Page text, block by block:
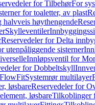
for TilbehørFor
for toaletter, av plast
halvveis høythengende
Skylleventiler
Reservedeler for Delta
utenpåliggende sisterner
Innløpsventil for
for Dobbeltskyll
Systemrør multilayer
løsbareReservedeler for
løsbareTilkoblinger